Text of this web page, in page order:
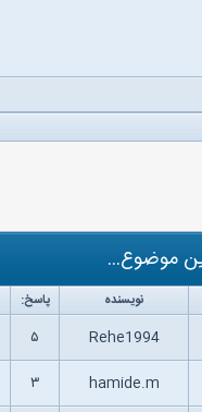
موضوع...
نویسنده پاسخ:
Rehe1994 ۵
hamide.m ۳